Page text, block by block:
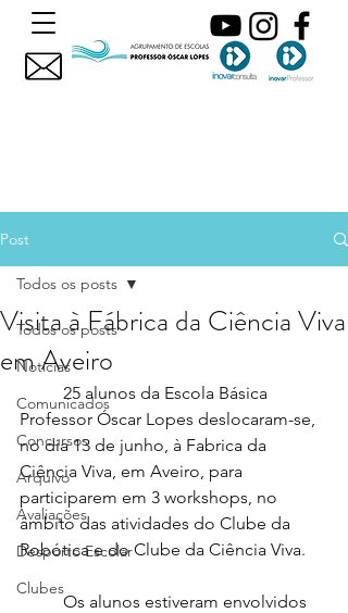
Post
Todos os posts
Noticias
Comunicados
Concursos
Arquivo
Avaliações
Desporto Escolar
Clubes
Todos os posts
Visita à Fábrica da Ciência Viva
em Aveiro
	25 alunos da Escola Básica
Professor Óscar Lopes deslocaram-se,
no dia 13 de junho, à Fabrica da
Ciência Viva, em Aveiro, para
participarem em 3 workshops, no
âmbito das atividades do Clube da
Robótica e do Clube da Ciência Viva.